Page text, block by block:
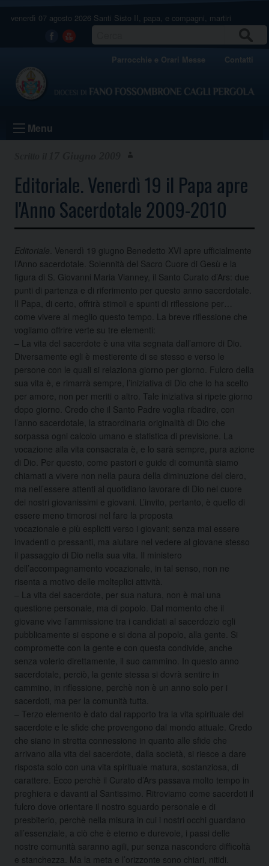
venerdì 07 agosto 2026 Santi Sisto II, papa, e compagni, martiri
Facebook
Youtube
Parrocchie e Orari Messe Contatti
Menu
Editoriale. Venerdì 19 il Papa apre
l'Anno Sacerdotale 2009-2010
Editoriale . Venerdì 19 giugno Benedetto XVI apre ufficialmente
l’Anno sacerdotale. Solennità del Sacro Cuore di Gesù e la
figura di S. Giovanni Maria Vianney, il Santo Curato d’Ars: due
punti di partenza e di riferimento per questo anno sacerdotale.
Il Papa, di certo, offrirà stimoli e spunti di riflessione per…
come vivere al meglio questo tempo. La breve riflessione che
vogliamo offrire verte su tre elementi:
– La vita del sacerdote è una vita segnata dall’amore di Dio.
Diversamente egli è mestierente di se stesso e verso le
persone con le quali si relaziona giorno per giorno. Fulcro della
sua vita è, e rimarrà sempre, l’iniziativa di Dio che lo ha scelto
per amore, non per meriti o altro. Tale iniziativa si ripete giorno
dopo giorno. Credo che il Santo Padre voglia ribadire, con
l’anno sacerdotale, la straordinaria originalità di Dio che
sorpassa ogni calcolo umano e statistica di previsione. La
vocazione alla vita consacrata è, e lo sarà sempre, pura azione
di Dio. Per questo, come pastori e guide di comunità siamo
chiamati a vivere non nella paura della diminuzione del clero,
ma nell’essere attenti al quotidiano lavorare di Dio nel cuore
dei nostri giovanissimi e giovani. L’invito, pertanto, è quello di
essere meno timorosi nel fare la proposta
vocazionale e più espliciti verso i giovani; senza mai essere
invadenti o pressanti, ma aiutare nel vedere al giovane stesso
il passaggio di Dio nella sua vita. Il ministero
dell’accompagnamento vocazionale, in tal senso, non ne
risenta a motivo delle molteplici attività.
– La vita del sacerdote, per sua natura, non è mai una
questione personale, ma di popolo. Dal momento che il
giovane vive l’ammissione tra i candidati al sacerdozio egli
pubblicamente si espone e si dona al popolo, alla gente. Si
compromette con la gente e con questa condivide, anche
senza volerlo direttamente, il suo cammino. In questo anno
sacerdotale, perciò, la gente stessa si dovrà sentire in
cammino, in riflessione, perchè non è un anno solo per i
sacerdoti, ma per la comunità tutta.
– Terzo elemento è dato dal rapporto tra la vita spirituale del
sacerdote e le sfide che provengono dal mondo attuale. Credo
che siano in stretta connessione in quanto alle sfide che
arrivano alla vita del sacerdote, dalla società, si riesce a dare
risposta solo con una vita spirituale matura, sostanziosa, di
carattere. Ecco perchè il Curato d’Ars passava molto tempo in
preghiera e davanti al Santissimo. Ritroviamo come sacerdoti il
fulcro dove orientare il nostro sguardo personale e di
presbiterio, perchè nella misura in cui i nostri occhi guardano
all’essenziale, a ciò che è eterno e durevole, i passi delle
nostre comunità saranno agili, pur senza nascondere difficoltà
e stanchezza. Ma la meta e l’orizzonte sono chiari, nitidi.